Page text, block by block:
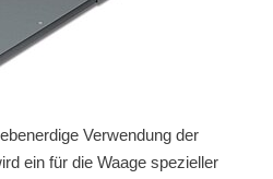
Verwendung der
ein für die Waage spezieller